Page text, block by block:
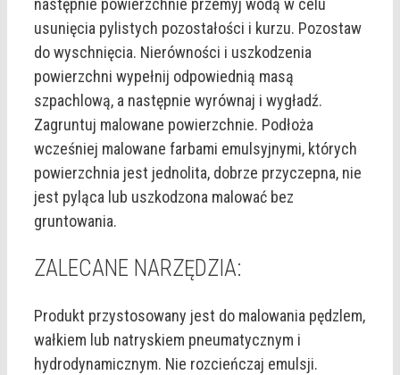
następnie powierzchnie przemyj wodą w celu
usunięcia pylistych pozostałości i kurzu. Pozostaw
do wyschnięcia. Nierówności i uszkodzenia
powierzchni wypełnij odpowiednią masą
szpachlową, a następnie wyrównaj i wygładź.
Zagruntuj malowane powierzchnie. Podłoża
wcześniej malowane farbami emulsyjnymi, których
powierzchnia jest jednolita, dobrze przyczepna, nie
jest pyląca lub uszkodzona malować bez
gruntowania.
ZALECANE NARZĘDZIA:
Produkt przystosowany jest do malowania pędzlem,
wałkiem lub natryskiem pneumatycznym i
hydrodynamicznym. Nie rozcieńczaj emulsji.